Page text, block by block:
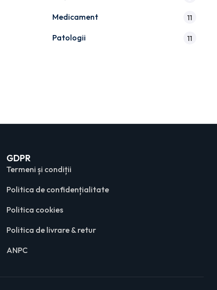
Medicament 11
Patologii 11
GDPR
Termeni și condiții
Politica de confidențialitate
Politica cookies
Politica de livrare & retur
ANPC